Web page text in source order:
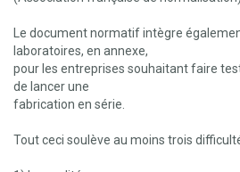
Le document normatif intègre
laboratoires, en annexe,
pour les entreprises souhaitant faire
de lancer une
fabrication en série.
Tout ceci soulève au moins trois